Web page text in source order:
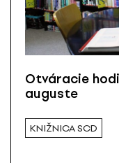
Otváracie
auguste
KNIŽNICA SCD